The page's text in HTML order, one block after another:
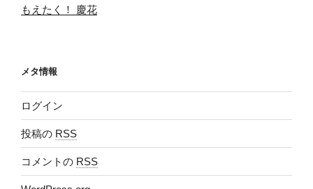
もえたく！ 慶花
メタ情報
ログイン
投稿の RSS
コメントの RSS